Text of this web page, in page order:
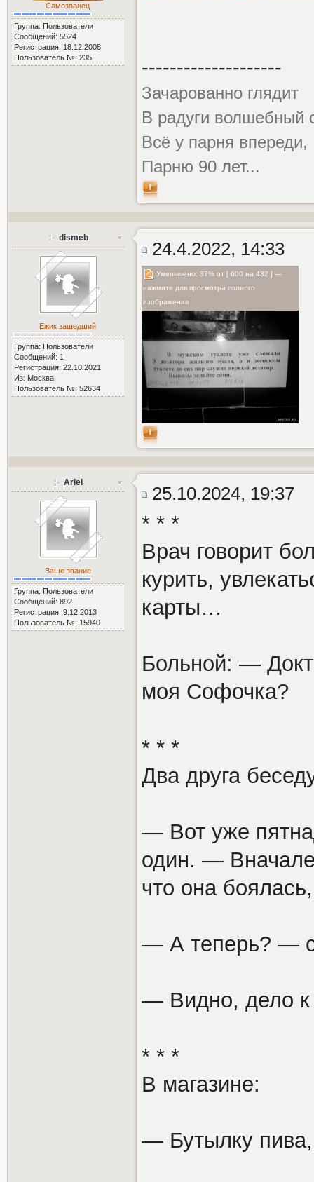
Самозванец
Группа: Пользователи
Сообщений: 5524
Регистрация: 18.12.2008
Пользователь №: 235
--------------------
Зачарованно глядит
В радуги волшебный
Всё у парня впереди,
Парню 90 лет...
dismeb
Ежик зашедший
Группа: Пользователи
Сообщений: 1
Регистрация: 22.10.2021
Из: Москва
Пользователь №: 52634
24.4.2022, 14:33
Уменьшено: 37% от [ 600 на 432 ] —
нажмите для просмотра полного
изображения
Ariel
Ваше звание
Группа: Пользователи
Сообщений: 892
Регистрация: 9.12.2013
Пользователь №: 15940
25.10.2024, 19:37
* * *
Врач говорит
курить,
карты…
Больной: —
моя Софочка?
* * *
Два друга
— Вот уже
один. —
что она
— А теперь? —
— Видно, дело к
* * *
В магазине:
— Бутылку